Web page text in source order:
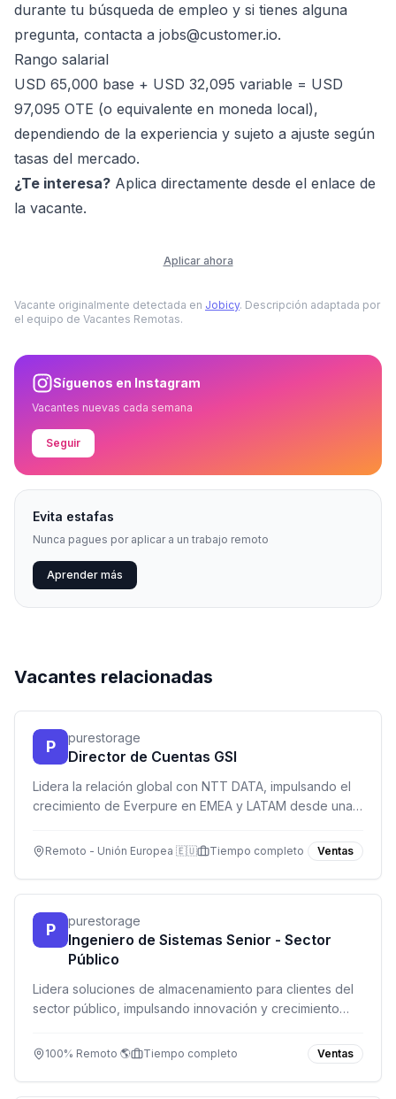
durante tu búsqueda de empleo y si tienes alguna
pregunta, contacta a jobs@customer.io.
Rango salarial
USD 65,000 base + USD 32,095 variable = USD
97,095 OTE (o equivalente en moneda local),
dependiendo de la experiencia y sujeto a ajuste según
tasas del mercado.
¿Te interesa? Aplica directamente desde el enlace de
la vacante.
Aplicar ahora
Vacante originalmente detectada en Jobicy. Descripción adaptada por
el equipo de Vacantes Remotas.
Síguenos en Instagram
Vacantes nuevas cada semana
Seguir
Evita estafas
Nunca pagues por aplicar a un trabajo remoto
Aprender más
Vacantes relacionadas
P purestorage
Director de Cuentas GSI
Lidera la relación global con NTT DATA, impulsando el
crecimiento de Everpure en EMEA y LATAM desde una
Remoto - Unión Europea 🇪🇺 Tiempo completo Ventas
P purestorage
Ingeniero de Sistemas Senior - Sector
Público
Lidera soluciones de almacenamiento para clientes del
sector público, impulsando innovación y crecimiento
100% Remoto 🌎 Tiempo completo Ventas